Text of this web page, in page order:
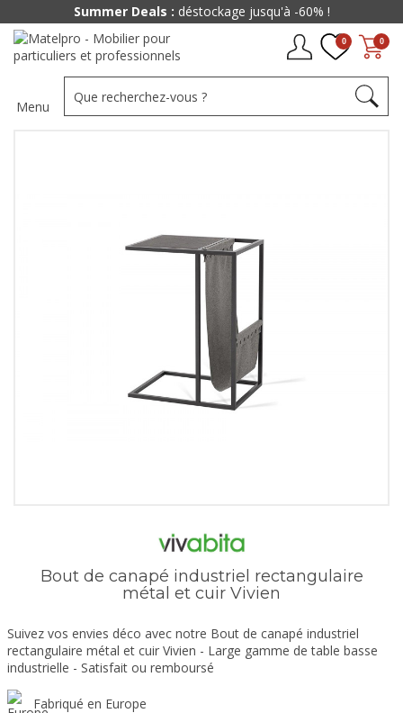
0
0
Menu
Bout de canapé industriel rectangulaire
métal et cuir Vivien
Suivez vos envies déco avec notre Bout de canapé industriel
rectangulaire métal et cuir Vivien - Large gamme de table basse
industrielle - Satisfait ou remboursé
Fabriqué en Europe
Summer Deals : déstockage jusqu'à -60% !